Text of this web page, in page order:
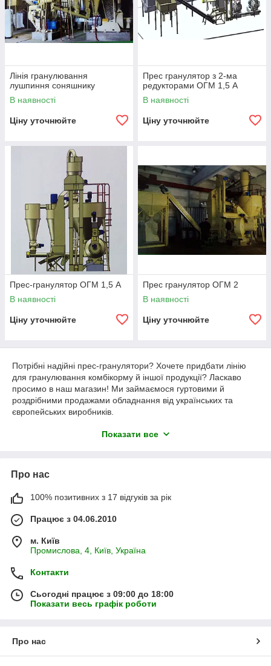
Лінія гранулювання
лушпиння соняшнику
В наявності
Ціну уточнюйте
Прес гранулятор з 2-ма
редукторами ОГМ 1,5 А
В наявності
Ціну уточнюйте
Прес-гранулятор ОГМ 1,5 А
В наявності
Ціну уточнюйте
Прес гранулятор ОГМ 2
В наявності
Ціну уточнюйте
Потрібні надійні прес-гранулятори? Хочете придбати лінію
для гранулювання комбікорму й іншої продукції? Ласкаво
просимо в наш магазин! Ми займаємося гуртовими й
роздрібними продажами обладнання від українських та
європейських виробників.
Прес-гранулятори та лінії з
комбікормів, а також паливних пелет з тирси, соломи, сіна,
широкий вибір прес-грануляторів комбікормів і біопалива. Ми
гранулювання трав'яного борошна.
У нас можна придбати також окремі компоненти
комбікормових та біопаливних ліній: молоткові
комбікормів, шнеки, транспортери, гранулятори, сушильні
Індивідуальний підхід до кожного клієнта дозволяє
максимально задовольнити його потребу і підібрати підхожу
Обладнання для гранулювання
Показати все
Про нас
100% позитивних з 17 відгуків за рік
Працює з 04.06.2010
м. Київ
Промислова, 4, Київ, Україна
Контакти
Сьогодні працює з 09:00 до 18:00
Показати весь графік роботи
Про нас